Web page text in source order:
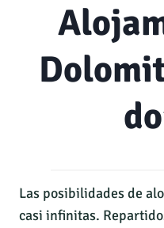
Las posibilidades de
casi infinitas.